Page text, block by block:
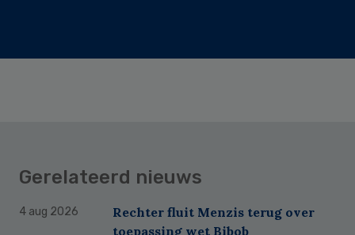
Gerelateerd nieuws
4 aug 2026
Rechter fluit Menzis terug over
toepassing wet Bibob